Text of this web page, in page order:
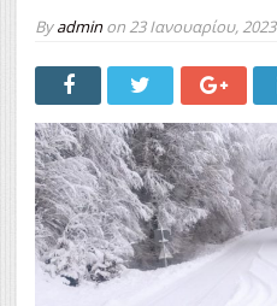
Byadminon 23 Ιανουαρίου, 2023